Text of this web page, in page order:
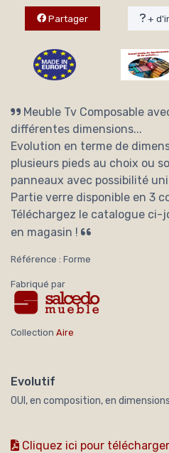
Partager +
Meuble Tv Composable
différentes dimensions...
Evolution en terme de
plusieurs pieds au choix ou
panneaux avec possibilité
Partie verre disponible en 3
Téléchargez le catalogue
en magasin !
Référence : Forme
Fabriqué par
Collection Aire
Evolutif
OUI, en composition, en
Cliquez ici pour